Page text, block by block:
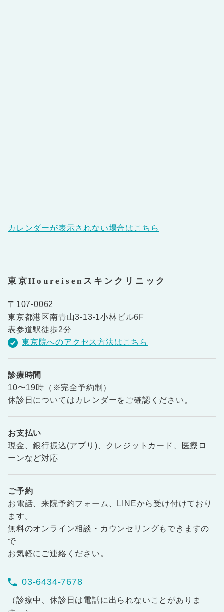
カレンダーが表示されない場合はこちら
東京Houreisenスキンクリニック
〒107-0062
東京都港区南青山3-13-1小林ビル6F
表参道駅徒歩2分
東京院へのアクセス方法はこちら
診療時間
10〜19時（※完全予約制）
休診日についてはカレンダーをご確認ください。
お支払い
現金、銀行振込(アプリ)、クレジットカード、医療ロ
ーンなど対応
ご予約
お電話、来院予約フォーム、LINEから受け付けており
ます。
無料のオンライン相談・カウンセリングもできますの
で
お気軽にご連絡ください。
03-6434-7678
（診療中、休診日は電話に出られないことがありま